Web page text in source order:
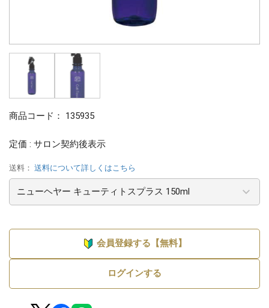
商品コード： 135935
定価 : サロン契約後表示
送料： 送料について詳しくはこちら
会員登録する【無料】
ログインする